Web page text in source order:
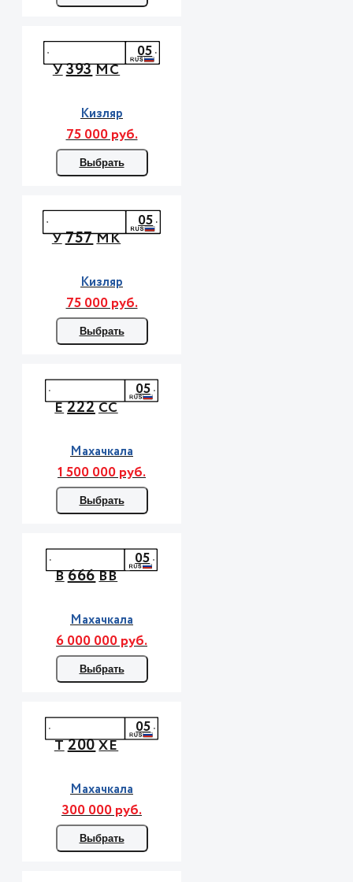
У393МС
05
Кизляр
75 000 руб.
Выбрать
У757МК
05
Кизляр
75 000 руб.
Выбрать
Е222СС
05
Махачкала
1 500 000 руб.
Выбрать
В666ВВ
05
Махачкала
6 000 000 руб.
Выбрать
Т200ХЕ
05
Махачкала
300 000 руб.
Выбрать